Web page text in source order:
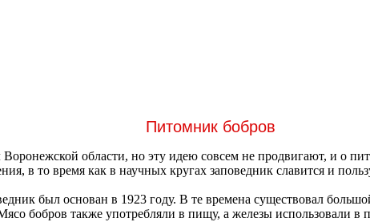
Питомник бобров
области, но эту идею совсем не продвигают, и о
в то время как в научных кругах заповедник славится и
был основан в 1923 году. В те времена существовал
бобров также употребляли в пищу, а железы использовали в